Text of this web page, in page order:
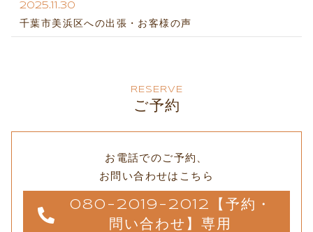
2025.11.30
千葉市美浜区への出張・お客様の声
RESERVE
ご予約
お電話でのご予約、
お問い合わせはこちら
080-2019-2012【予約・
問い合わせ】専用